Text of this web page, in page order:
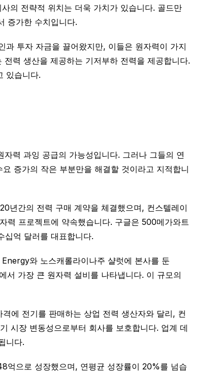
의 전략적 위치는 더욱 가치가 있습니다. 골드만
증가한 수치입니다.
투자 자금을 끌어왔지만, 이들은 원자력이 가지
력 생산을 제공하는 기저부하 전력을 제공합니다.
있습니다.
력 과잉 공급의 가능성입니다. 그러나 그들의 연
증가의 작은 부분만을 해결할 것이라고 지적합니
년간의 전력 구매 계약을 체결했으며, 컨스텔레이
력 프로젝트에 약속했습니다. 구글은 500메가와트
십억 달러를 대표합니다.
와 노스캐롤라이나주 샬럿에 본사를 둔
가장 큰 원자력 설비를 나타냅니다. 이 규모의
에 전기를 판매하는 상업 전력 생산자와 달리, 컨
시장 변동성으로부터 회사를 보호합니다. 업계 데
니다.
억으로 성장했으며, 연평균 성장률이 20%를 넘습